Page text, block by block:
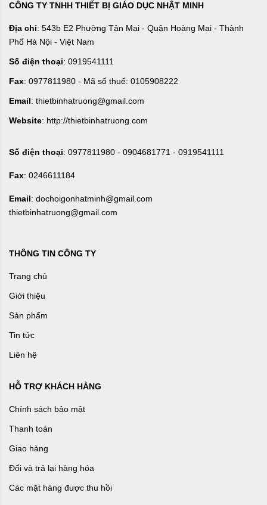
CÔNG TY TNHH THIẾT BỊ GIÁO DỤC NHẬT MINH
Địa chỉ: 543b E2 Phường Tân Mai - Quận Hoàng Mai - Thành
Phố Hà Nội - Việt Nam
Số điện thoại: 0919541111
Fax: 0977811980 - Mã số thuế: 0105908222
Email: thietbinhatruong@gmail.com
Website: http://thietbinhatruong.com
Số điện thoại: 0977811980 - 0904681771 - 0919541111
Fax: 0246611184
Email: dochoigonhatminh@gmail.com
thietbinhatruong@gmail.com
THÔNG TIN CÔNG TY
Trang chủ
Giới thiệu
Sản phẩm
Tin tức
Liên hệ
HỖ TRỢ KHÁCH HÀNG
Chính sách bảo mật
Thanh toán
Giao hàng
Đổi và trả lại hàng hóa
Các mặt hàng được thu hồi